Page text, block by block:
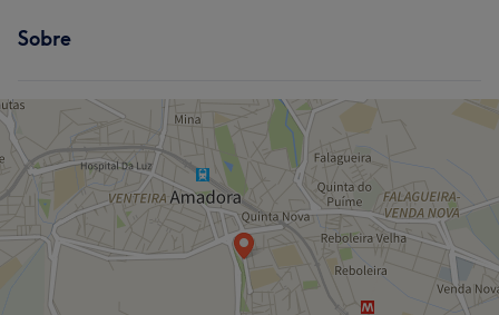
O que os teus clientes dizem sobre Walter
Professional 26 Good attention to detail
Efficient 10 9
Sobre